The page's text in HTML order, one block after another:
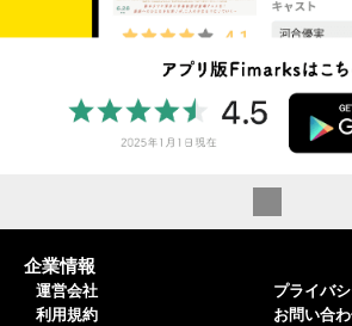
企業情報
運営会社
利用規約
プライバ
お問い合